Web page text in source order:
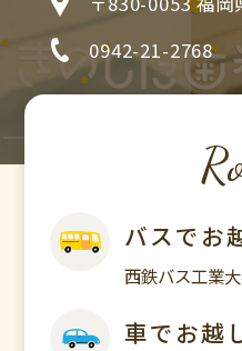
0942-21-2768
バスでお
西鉄バス工業
車でお越